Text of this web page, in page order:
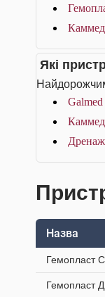
Які
Каммед
Назва
Гемопласт
Гемопласт